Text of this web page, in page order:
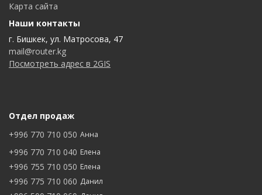
Карта сайта
Наши контакты
г. Бишкек, ул. Матросова, 47
mail@router.kg
Посмотреть адрес в 2GIS
Отдел продаж
+996 770 710 050 Анна
+996 770 710 040 Елена
+996 755 710 050 Елена
+996 775 710 060 Данил